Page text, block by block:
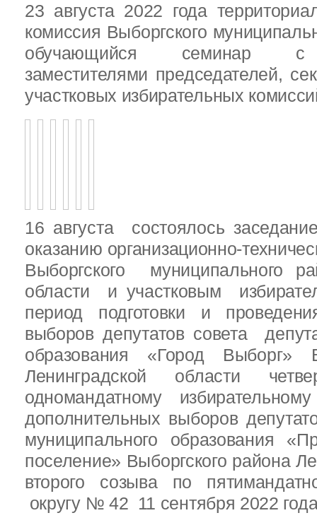
23 августа 2022 года
комиссия Выборгского
обучающийся семинар с
заместителями председателей,
участковых избирательных
16 августа состоялось
оказанию организационно-
Выборгского муниципального
области и участковым
период подготовки и
выборов депутатов совета
образования «Город Выборг»
Ленинградской области
одномандатному
дополнительных выборов
муниципального образования
поселение» Выборгского района
второго созыва по
округу № 42 11 сентября 2022